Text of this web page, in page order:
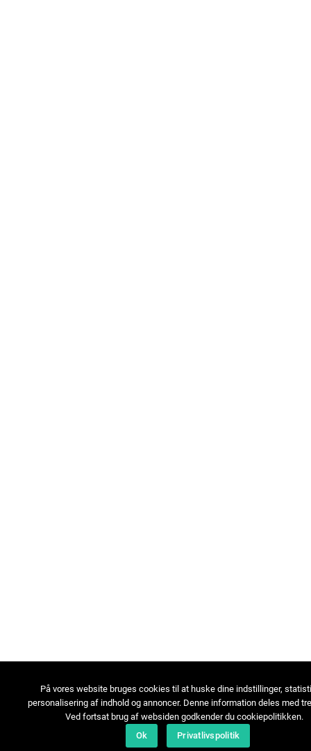
På vores website bruges cookies til at huske dine indstillinger,
personalisering af indhold og annoncer. Denne information deles med
Ved fortsat brug af websiden godkender du cookiepolitikken.
Ok
Privatlivspolitik